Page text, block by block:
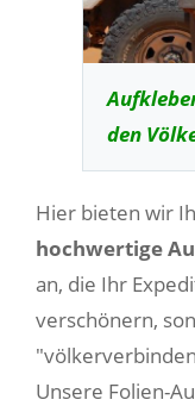
den
Hier bieten wir
hochwertige
an, die Ihr
verschönern,
Unsere Folien-